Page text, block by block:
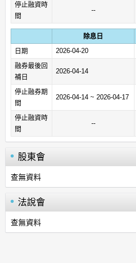
停止融資時
間
--
除息日
日期
2026-04-20
融券最後回
補日
2026-04-14
停止融券期
間
2026-04-14 ~ 2026-04-17
停止融資時
間
--
股東會
查無資料
法說會
查無資料